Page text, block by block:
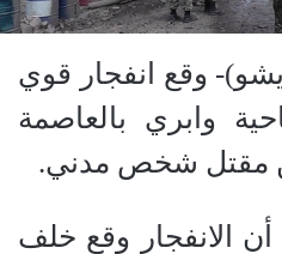
وقع انفجار قوي
وابري بالعاصمة
مقتل شخص مدني.
أن الانفجار وقع خلف